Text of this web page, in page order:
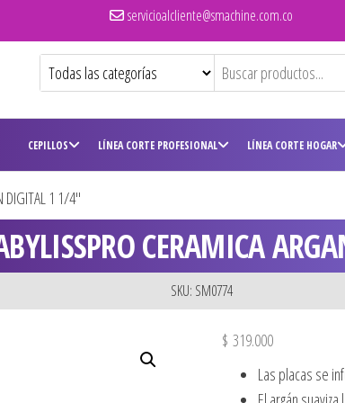
servicioalcliente@smachine.com.co
CEPILLOS LÍNEA CORTE PROFESIONAL LÍNEA CORTE HOGAR
DIGITAL 1 1/4″
CERAMICA
SKU: SM0774
$ 319.000
Las placas se